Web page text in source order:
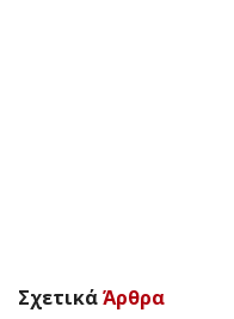
ΣχετικάΆρθρα